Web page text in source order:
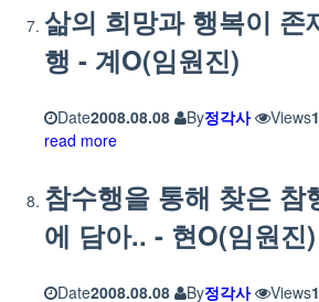
삶의 희망과 행복이 존
행 - 계O(임원진)
Date2008.08.08 By정각사 Views
read more
참수행을 통해 찾은 참
에 담아.. - 현O(임원진)
Date2008.08.08 By정각사 Views